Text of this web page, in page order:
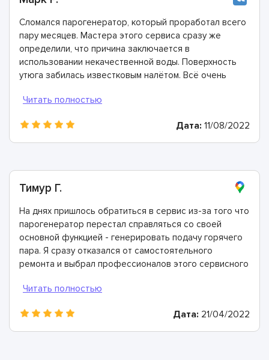
Сломался парогенератор, который проработал всего
пару месяцев. Мастера этого сервиса сразу же
определили, что причина заключается в
использовании некачественной воды. Поверхность
утюга забилась известковым налётом. Всё очень
рекомендации о том, как не сталкиваться с подобной
Дата: 11/08/2022
Тимур Г.
На днях пришлось обратиться в сервис из-за того что
парогенератор перестал справляться со своей
основной функцией - генерировать подачу горячего
пара. Я сразу отказался от самостоятельного
ремонта и выбрал профессионалов этого сервисного
Мастера здесь - лучшие! Провели диагностику, всё
гарантию.
Дата: 21/04/2022